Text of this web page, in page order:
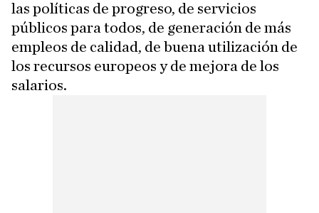
las políticas de progreso, de servicios
públicos para todos, de generación de más
empleos de calidad, de buena utilización de
los recursos europeos y de mejora de los
salarios.